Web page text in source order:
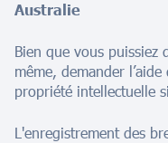
Australie
Bien que vous puissiez
même, demander l’aide
propriété intellectuelle
L'enregistrement des